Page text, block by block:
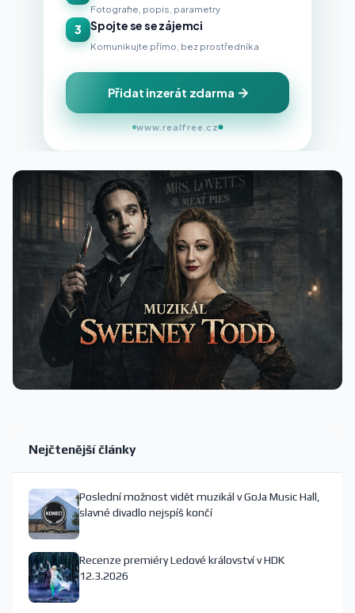
Fotografie, popis, parametry
3 Spojte se se zájemci
Komunikujte přímo, bez prostředníka
Přidat inzerát zdarma
www.realfree.cz
Nejčtenější články
Poslední možnost vidět muzikál v GoJa Music Hall,
slavné divadlo nejspíš končí
Recenze premiéry Ledové království v HDK
12.3.2026